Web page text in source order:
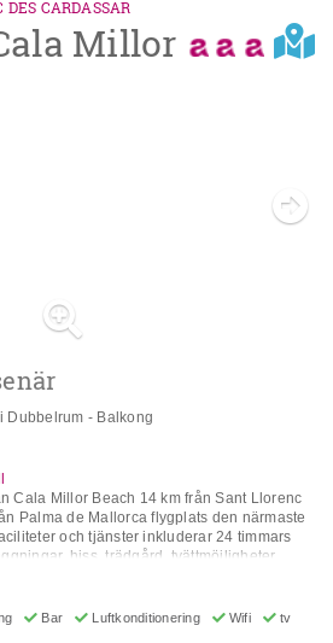
CARDASSAR
Millor
Dubbelrum - Balkong
Cala Millor Beach 14 km från Sant Llorenc
Palma de Mallorca flygplats den närmaste
och tjänster inkluderar 24 timmars
hiss, trädgård, tvättmöjligheter,
och terrass. Rumsfunktion
privat badrum, tv och Wi-Fi i rummet.
les, 4, 07560 Cala Millor, Spanien.
Bar Luftkonditionering Wifi
tv